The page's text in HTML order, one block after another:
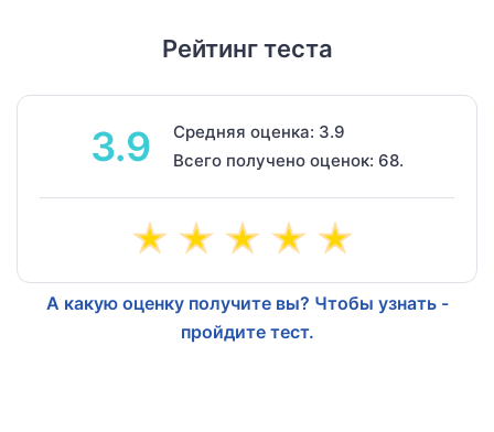
Рейтинг теста
3.9
Средняя оценка: 3.9
Всего получено оценок: 68.
А какую оценку получите вы? Чтобы узнать -
пройдите тест.